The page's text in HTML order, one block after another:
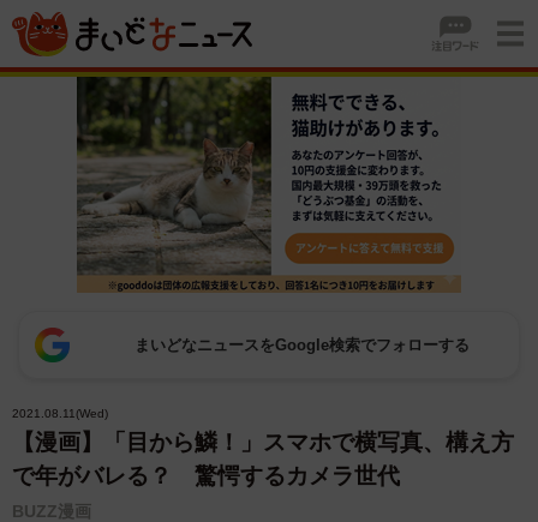
まいどなニュースをGoogle検索でフォローする
2021.08.11(Wed)
【漫画】「目から鱗！」スマホで横写真、構え方
で年がバレる？ 驚愕するカメラ世代
BUZZ漫画